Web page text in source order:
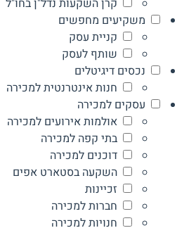
קרן השקעות נדל"ן בחו"ל
משקיעים מחפשים
קניית עסק
שותף לעסק
נכסים דיגיטלים
חנות אינטרנטית למכירה
עסקים למכירה
אולמות אירועים למכירה
בתי קפה למכירה
דוכנים למכירה
השקעה בסטארט אפים
זכיינות
חברות למכירה
חנויות למכירה